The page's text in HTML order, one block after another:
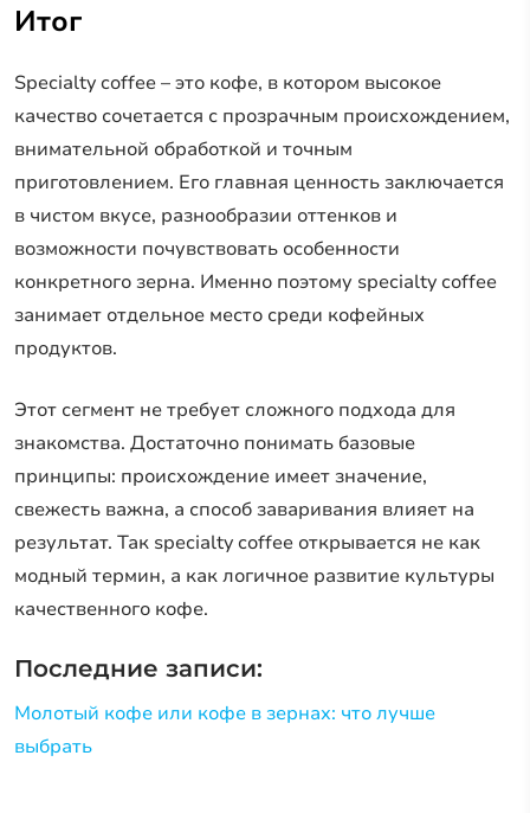
Итог
Specialty coffee – это кофе, в котором высокое
качество сочетается с прозрачным происхождением,
внимательной обработкой и точным
приготовлением. Его главная ценность заключается
в чистом вкусе, разнообразии оттенков и
возможности почувствовать особенности
конкретного зерна. Именно поэтому specialty coffee
занимает отдельное место среди кофейных
продуктов.
Этот сегмент не требует сложного подхода для
знакомства. Достаточно понимать базовые
принципы: происхождение имеет значение,
свежесть важна, а способ заваривания влияет на
результат. Так specialty coffee открывается не как
модный термин, а как логичное развитие культуры
качественного кофе.
Последние записи:
Молотый кофе или кофе в зернах: что лучше
выбрать